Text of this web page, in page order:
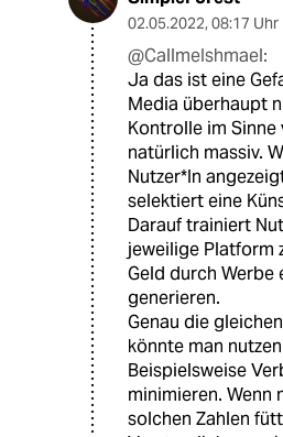
02.05.2022, 08:17 Uhr
@CallmeIshmael:
Ja das ist eine
Media überhaupt
Kontrolle im
natürlich massiv.
Nutzer*In
selektiert eine
Darauf trainiert
jeweilige Platform
Geld durch Werbe
generieren.
Genau die
könnte man
Beispielsweise
minimieren. Wenn
solchen Zahlen